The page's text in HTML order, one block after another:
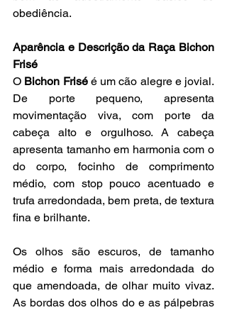
obediência.
Aparência e Descrição da Raça Bichon
Frisé
O Bichon Frisé é um cão alegre e jovial.
De porte pequeno, apresenta
movimentação viva, com porte da
cabeça alto e orgulhoso. A cabeça
apresenta tamanho em harmonia com o
do corpo, focinho de comprimento
médio, com stop pouco acentuado e
trufa arredondada, bem preta, de textura
fina e brilhante.
Os olhos são escuros, de tamanho
médio e forma mais arredondada do
que amendoada, de olhar muito vivaz.
As bordas dos olhos do e as pálpebras